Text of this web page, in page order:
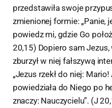
przedstawiła swoje
zmienionej formie: „Panie,
powiedz mi, gdzie Go
20,15) Dopiero sam
zburzył w niej fałszywą
„Jezus rzekł do niej:
powiedziała do Niego po
znaczy: Nauczycielu”. (J